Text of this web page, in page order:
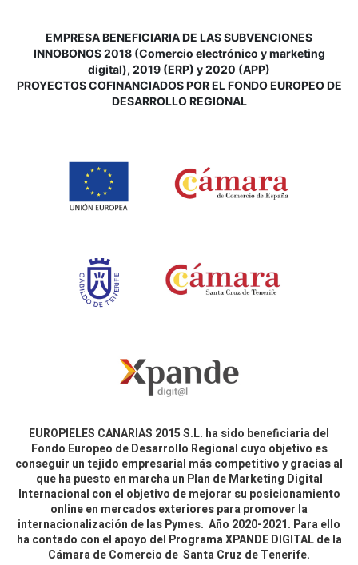
EMPRESA BENEFICIARIA DE LAS SUBVENCIONES
INNOBONOS 2018 (Comercio electrónico y marketing
digital), 2019 (ERP) y 2020 (APP)
PROYECTOS COFINANCIADOS POR EL FONDO EUROPEO DE
DESARROLLO REGIONAL
EUROPIELES CANARIAS 2015 S.L. ha sido beneficiaria del
Fondo Europeo de Desarrollo Regional cuyo objetivo es
conseguir un tejido empresarial más competitivo y gracias al
que ha puesto en marcha un Plan de Marketing Digital
Internacional con el objetivo de mejorar su posicionamiento
online en mercados exteriores para promover la
internacionalización de las Pymes. Año 2020-2021. Para ello
ha contado con el apoyo del Programa XPANDE DIGITAL de la
Cámara de Comercio de Santa Cruz de Tenerife.